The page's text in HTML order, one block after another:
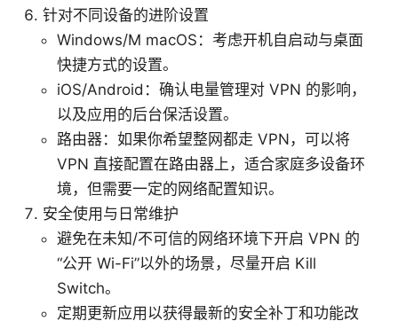
针对不同设备的进阶设置
Windows/M macOS：考虑开机自启动与桌面
快捷方式的设置。
iOS/Android：确认电量管理对 VPN 的影响，
以及应用的后台保活设置。
路由器：如果你希望整网都走 VPN，可以将
VPN 直接配置在路由器上，适合家庭多设备环
境，但需要一定的网络配置知识。
安全使用与日常维护
避免在未知/不可信的网络环境下开启 VPN 的
“公开 Wi-Fi”以外的场景，尽量开启 Kill
Switch。
定期更新应用以获得最新的安全补丁和功能改